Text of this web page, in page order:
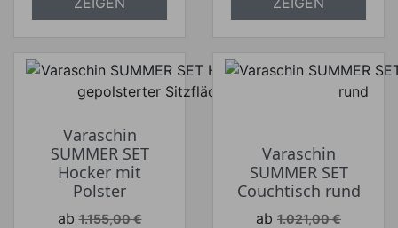
Varaschin
SUMMER SET
Hocker mit
Polster
Verkaufspreis
ab 1.155,00 €
Varaschin
SUMMER SET
Couchtisch rund
Verkaufspreis
ab 1.021,00 €